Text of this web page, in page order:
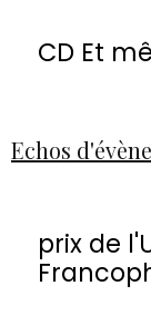
CD Et
Echos
prix de